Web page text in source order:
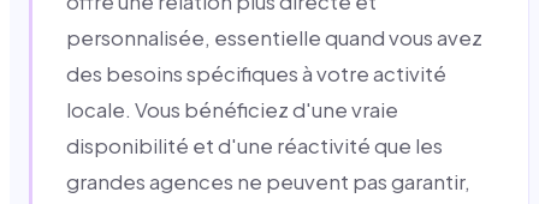
personnalisée, essentielle quand vous avez
des besoins spécifiques à votre activité
locale. Vous bénéficiez d'une vraie
disponibilité et d'une réactivité que les
grandes agences ne peuvent pas garantir,